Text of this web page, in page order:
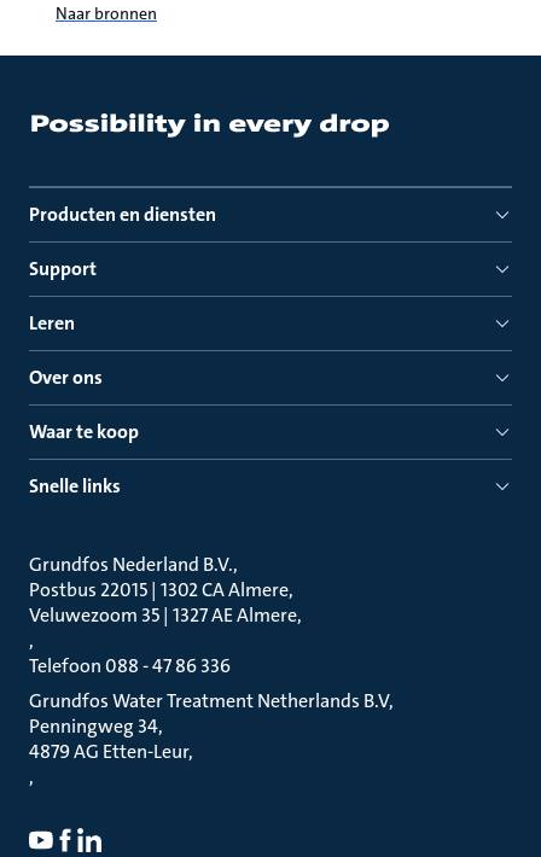
Naar bronnen
Producten en diensten
Support
Leren
Over ons
Waar te koop
Snelle links
Grundfos Nederland B.V.
Postbus 22015 | 1302 CA Almere
Veluwezoom 35 | 1327 AE Almere
Telefoon 088 - 47 86 336
Grundfos Water Treatment Netherlands B.V
Penningweg 34
4879 AG Etten-Leur